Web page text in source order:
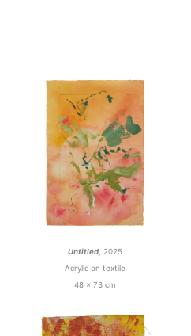
Untitled, 2025
Acrylic on textile
48 x 73 cm